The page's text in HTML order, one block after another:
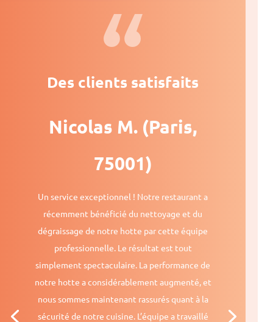
Des clients satisfaits
Nicolas M. (Paris,
75001)
Un service exceptionnel ! Notre restaurant a
récemment bénéficié du nettoyage et du
dégraissage de notre hotte par cette équipe
professionnelle. Le résultat est tout
simplement spectaculaire. La performance de
notre hotte a considérablement augmenté, et
nous sommes maintenant rassurés quant à la
sécurité de notre cuisine. L’équipe a travaillé